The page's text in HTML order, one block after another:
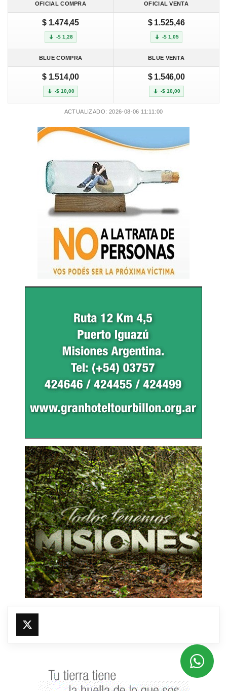
OFICIAL COMPRA OFICIAL VENTA
$ 1.474,45
-$ 1,28
$ 1.525,46
-$ 1,05
BLUE COMPRA BLUE VENTA
$ 1.514,00
-$ 10,00
$ 1.546,00
-$ 10,00
ACTUALIZADO: 2026-08-06 11:11:00